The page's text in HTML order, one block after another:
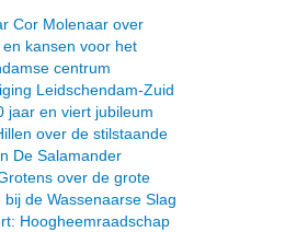
Cor Molenaar over
kansen voor het
centrum
Leidschendam-Zuid
jaar en viert jubileum
over de stilstaande
De Salamander
over de grote
de Wassenaarse Slag
Hoogheemraadschap